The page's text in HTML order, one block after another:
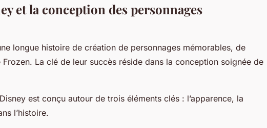
et la conception des personnages
longue histoire de création de personnages mémorables, de
La clé de leur succès réside dans la conception soignée de
est conçu autour de trois éléments clés : l’apparence, la
l’histoire.